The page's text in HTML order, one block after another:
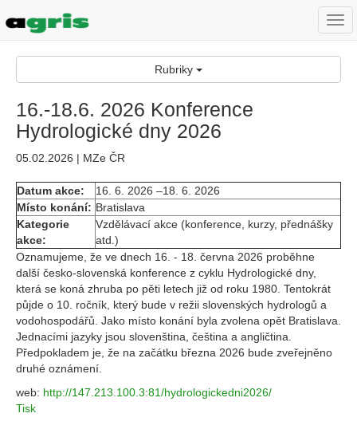
Rubriky
16.-18.6. 2026 Konference
Hydrologické dny 2026
05.02.2026 | MZe ČR
Datum akce:
16. 6. 2026 –18. 6. 2026
Místo konání: Bratislava
Kategorie
akce:
Vzdělávací akce (konference, kurzy, přednášky
atd.)
Oznamujeme, že ve dnech 16. - 18. června 2026 proběhne
další česko-slovenská konference z cyklu Hydrologické dny,
která se koná zhruba po pěti letech již od roku 1980. Tentokrát
půjde o 10. ročník, který bude v režii slovenských hydrologů a
vodohospodářů. Jako místo konání byla zvolena opět Bratislava.
Jednacími jazyky jsou slovenština, čeština a angličtina.
Předpokladem je, že na začátku března 2026 bude zveřejněno
druhé oznámení.
web: http://147.213.100.3:81/hydrologickedni2026/
Tisk